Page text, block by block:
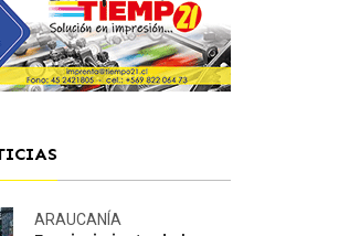
ARAUCANÍA